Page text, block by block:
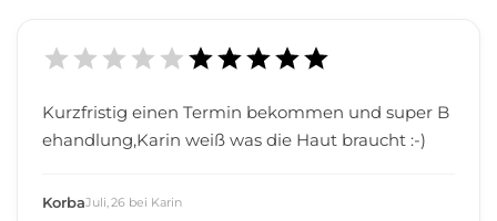
Kurzfristig einen Termin bekommen und super B
ehandlung,Karin weiß was die Haut braucht :-)
KorbaJuli ,26 bei Karin